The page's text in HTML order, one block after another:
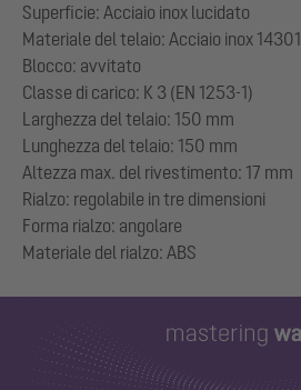
Superficie: Acciaio inox lucidato
Materiale del telaio: Acciaio inox 14301
Blocco: avvitato
Classe di carico: K 3 (EN 1253-1)
Larghezza del telaio: 150 mm
Lunghezza del telaio: 150 mm
Altezza max. del rivestimento: 17 mm
Rialzo: regolabile in tre dimensioni
Forma rialzo: angolare